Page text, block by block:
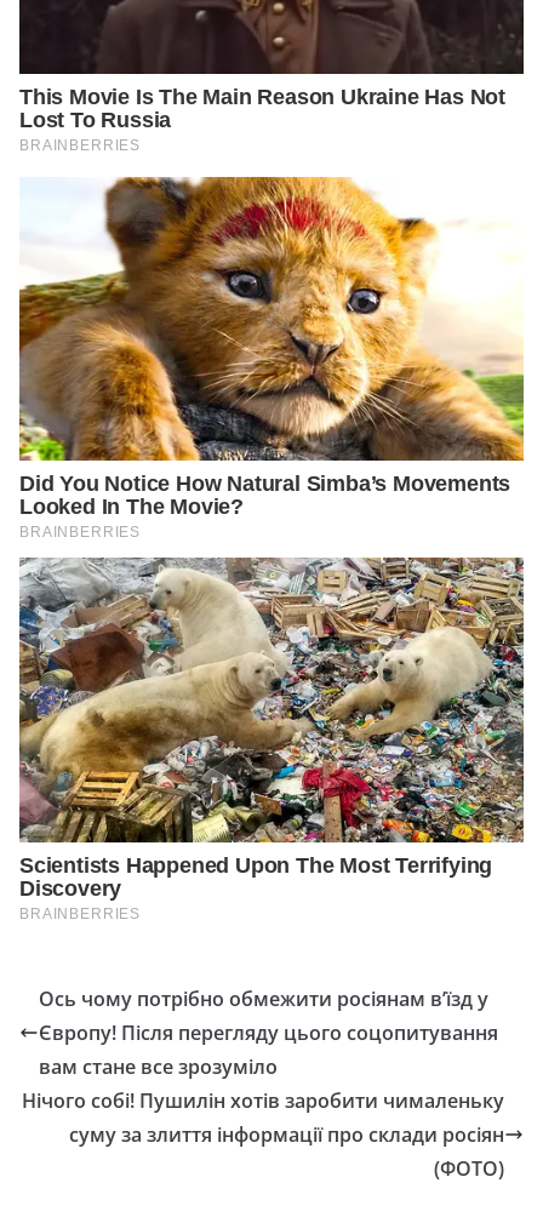
Ось чому потрібно обмежити росіянам в’їзд у
Європу! Після перегляду цього соцопитування
вам стане все зрозуміло
Нічого собі! Пушилін хотів заробити чималеньку
суму за злиття інформації про склади росіян
(ФОТО)